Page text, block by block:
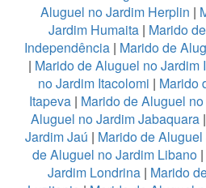
Aluguel no Jardim Herplin |
Jardim Humaita | Marido
Independência | Marido de
| Marido de Aluguel no Jardim
no Jardim Itacolomi | Marido
Itapeva | Marido de Aluguel
Aluguel no Jardim Jabaquara|
Jardim Jaú | Marido de
de Aluguel no Jardim Libano |
Jardim Londrina| Marido